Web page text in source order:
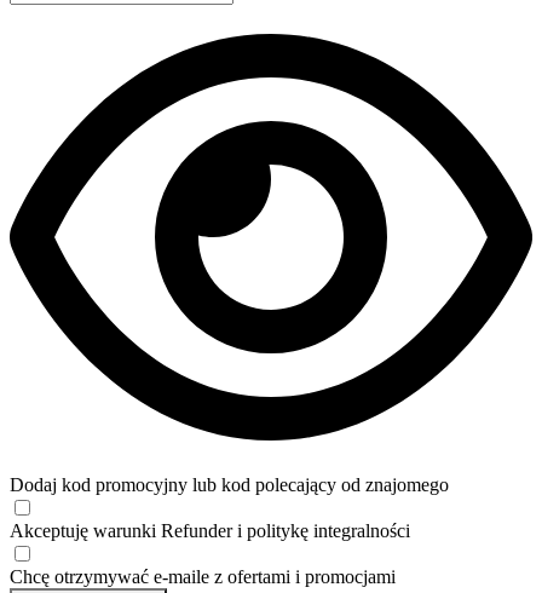
Dodaj kod promocyjny lub kod polecający od znajomego
Akceptuję warunki Refunder i politykę integralności
Chcę otrzymywać e-maile z ofertami i promocjami